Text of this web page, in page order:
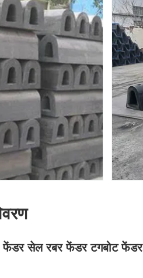
सेल रबर फेंडर टगबोट फेंडर